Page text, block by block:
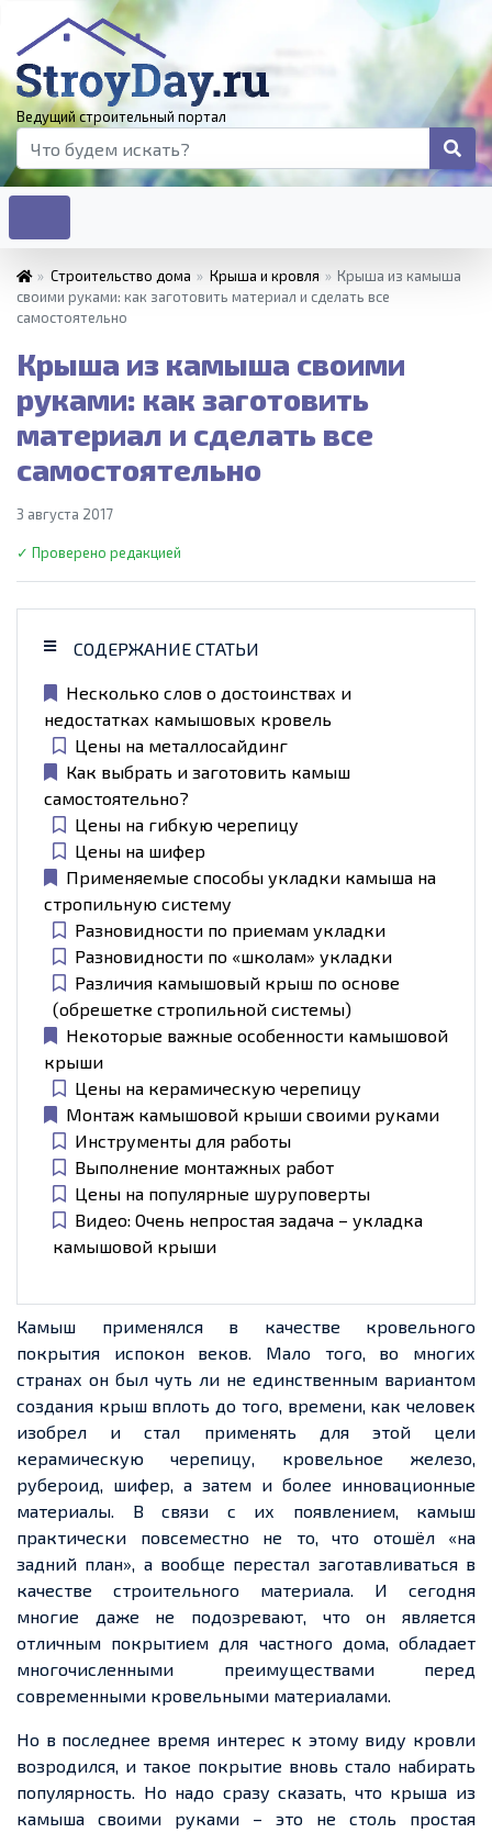
Ведущий строительный портал
» Строительство дома » Крыша и кровля » Крыша из камыша
своими руками: как заготовить материал и сделать все
самостоятельно
Крыша из камыша своими
руками: как заготовить
материал и сделать все
самостоятельно
3 августа 2017
✓ Проверено редакцией
СОДЕРЖАНИЕ СТАТЬИ
Несколько слов о достоинствах и
недостатках камышовых кровель
Цены на металлосайдинг
Как выбрать и заготовить камыш
самостоятельно?
Цены на гибкую черепицу
Цены на шифер
Применяемые способы укладки камыша на
стропильную систему
Разновидности по приемам укладки
Разновидности по «школам» укладки
Различия камышовый крыш по основе
(обрешетке стропильной системы)
Некоторые важные особенности камышовой
крыши
Цены на керамическую черепицу
Монтаж камышовой крыши своими руками
Инструменты для работы
Выполнение монтажных работ
Цены на популярные шуруповерты
Видео: Очень непростая задача – укладка
камышовой крыши
Камыш применялся в качестве кровельного
покрытия испокон веков. Мало того, во многих
странах он был чуть ли не единственным вариантом
создания крыш вплоть до того, времени, как человек
изобрел и стал применять для этой цели
керамическую черепицу, кровельное железо,
рубероид, шифер, а затем и более инновационные
материалы. В связи с их появлением, камыш
практически повсеместно не то, что отошёл «на
задний план», а вообще перестал заготавливаться в
качестве строительного материала. И сегодня
многие даже не подозревают, что он является
отличным покрытием для частного дома, обладает
многочисленными преимуществами перед
современными кровельными материалами.
Но в последнее время интерес к этому виду кровли
возродился, и такое покрытие вновь стало набирать
популярность. Но надо сразу сказать, что крыша из
камыша своими руками – это не столь простая